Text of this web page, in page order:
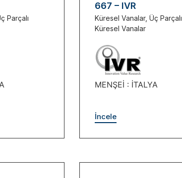
Parçalı
667 – IVR
Küresel Vanalar, Üç Parçalı
Küresel Vanalar
MENŞEİ : İTALYA
İncele